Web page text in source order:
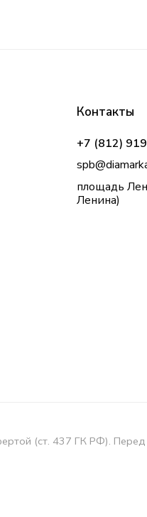
Контакты
+7 (812)
площадь
Ленина)
(ст. 437 ГК РФ).